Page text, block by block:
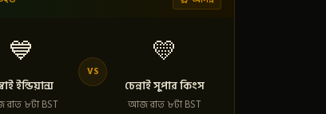
💙
ইন্ডিয়ান্স
৮টা BST
VS 💛
চেন্নাই সুপার কিংস
আজ রাত ৮টা BST